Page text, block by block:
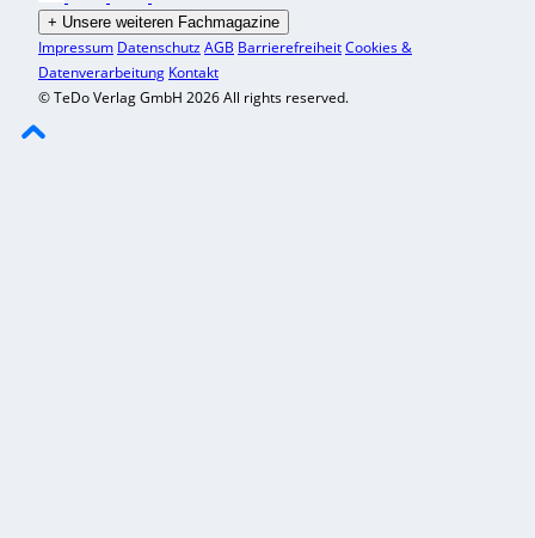
+ Unsere weiteren Fachmagazine
Impressum DatenschutzAGB BarrierefreiheitCookies &
Datenverarbeitung Kontakt
© TeDo Verlag GmbH 2026 All rights reserved.